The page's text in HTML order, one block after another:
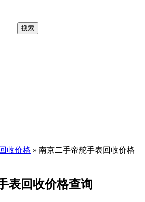
回收价格 » 南京二手帝舵手表回收价格
表回收价格查询